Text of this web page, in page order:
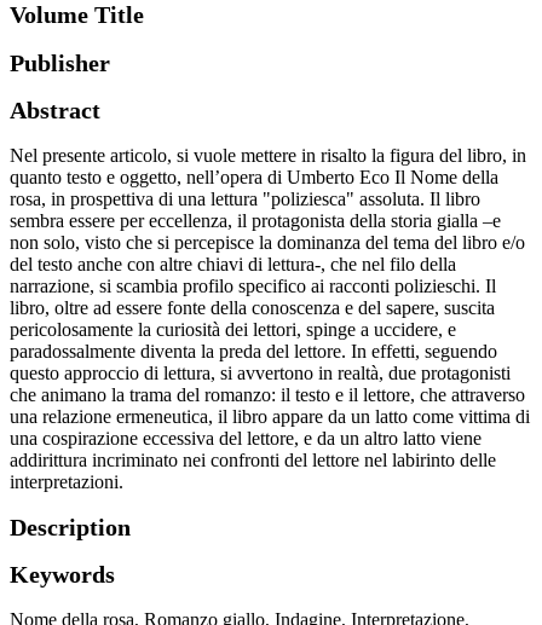
Volume Title
Publisher
Abstract
Nel presente articolo, si vuole mettere in risalto la figura del libro, in
quanto testo e oggetto, nell’opera di Umberto Eco Il Nome della
rosa, in prospettiva di una lettura "poliziesca" assoluta. Il libro
sembra essere per eccellenza, il protagonista della storia gialla –e
non solo, visto che si percepisce la dominanza del tema del libro e/o
del testo anche con altre chiavi di lettura-, che nel filo della
narrazione, si scambia profilo specifico ai racconti polizieschi. Il
libro, oltre ad essere fonte della conoscenza e del sapere, suscita
pericolosamente la curiosità dei lettori, spinge a uccidere, e
paradossalmente diventa la preda del lettore. In effetti, seguendo
questo approccio di lettura, si avvertono in realtà, due protagonisti
che animano la trama del romanzo: il testo e il lettore, che attraverso
una relazione ermeneutica, il libro appare da un latto come vittima di
una cospirazione eccessiva del lettore, e da un altro latto viene
addirittura incriminato nei confronti del lettore nel labirinto delle
interpretazioni.
Description
Keywords
Nome della rosa, Romanzo giallo, Indagine, Interpretazione,